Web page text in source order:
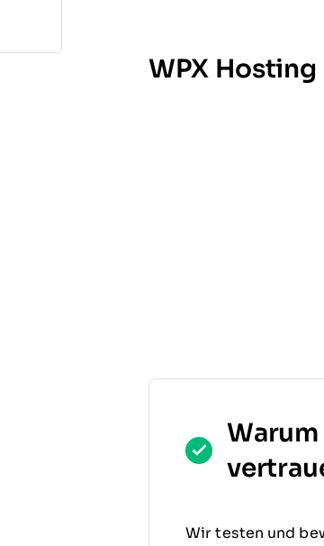
WPX
Wir testen und